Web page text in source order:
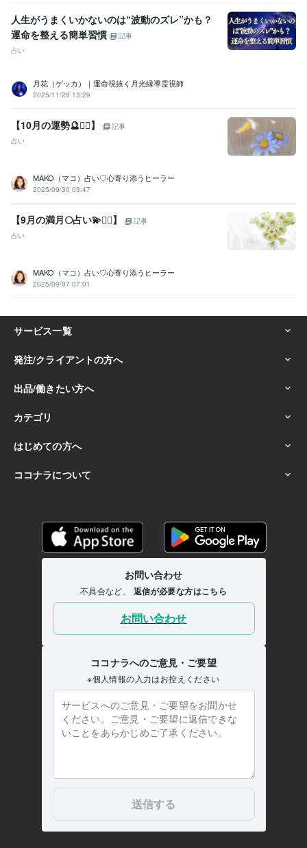
得意分野
悩み相談・カウンセリング 愚痴やお悩み、お話し相手 メンタル、鬱
病、パニック障害のお悩み相談
不登校・子育てのお悩み相談
話し相手
ド
オラクルカード 恋愛占い
前世占い
守護霊占い 運勢 タロットカード インナーチャイルド
人生がうまくいかないのは“波動のズレ”かも？
運命を整える簡単習慣
記事
占い
月花（ゲッカ）｜運命視抜く月光縁導霊視師
2025/11/28 13:29
【10月の運勢🔮🧙‍♀️】
記事
占い
MAKO（マコ）占い♡心寄り添うヒーラー
2025/09/30 03:47
【9月の満月🌕占い💫🧙‍♀️】
記事
占い
MAKO（マコ）占い♡心寄り添うヒーラー
2025/09/07 07:01